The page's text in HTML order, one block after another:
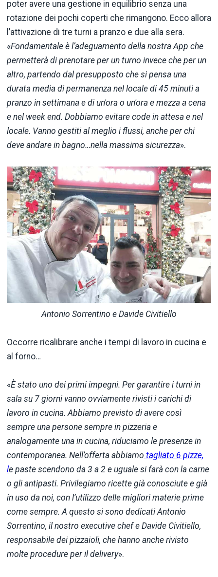
poter avere una gestione in equilibrio senza una
rotazione dei pochi coperti che rimangono. Ecco allora
l’attivazione di tre turni a pranzo e due alla sera.
«Fondamentale è l’adeguamento della nostra App che
permetterà di prenotare per un turno invece che per un
altro, partendo dal presupposto che si pensa una
durata media di permanenza nel locale di 45 minuti a
pranzo in settimana e di un'ora o un'ora e mezza a cena
e nel week end. Dobbiamo evitare code in attesa e nel
locale. Vanno gestiti al meglio i flussi, anche per chi
deve andare in bagno…nella massima sicurezza».
Antonio Sorrentino e Davide Civitiello
Occorre ricalibrare anche i tempi di lavoro in cucina e
al forno…
«È stato uno dei primi impegni. Per garantire i turni in
sala su 7 giorni vanno ovviamente rivisti i carichi di
lavoro in cucina. Abbiamo previsto di avere così
sempre una persone sempre in pizzeria e
analogamente una in cucina, riduciamo le presenze in
contemporanea. Nell’offerta abbiamo tagliato 6 pizze,
le paste scendono da 3 a 2 e uguale si farà con la carne
o gli antipasti. Privilegiamo ricette già conosciute e già
in uso da noi, con l’utilizzo delle migliori materie prime
come sempre. A questo si sono dedicati Antonio
Sorrentino, il nostro executive chef e Davide Civitiello,
responsabile dei pizzaioli, che hanno anche rivisto
molte procedure per il delivery».